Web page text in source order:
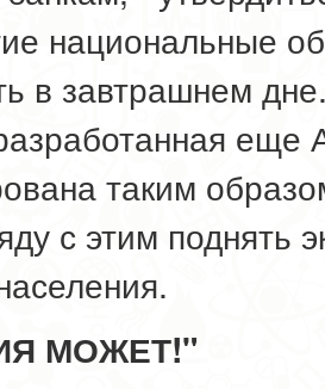
национальные
в завтрашнем
таким
с этим поднять
МОЖЕТ!"